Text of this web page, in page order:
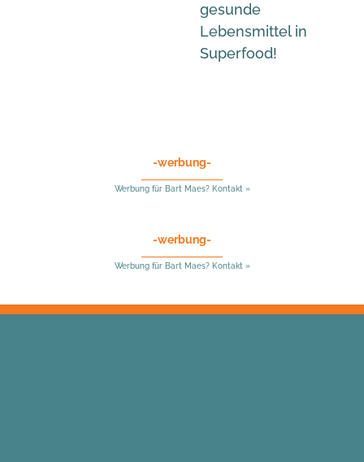
gesunde
Lebensmittel in
Superfood!
-werbung-
Werbung für Bart Maes? Kontakt »
-werbung-
Werbung für Bart Maes? Kontakt »